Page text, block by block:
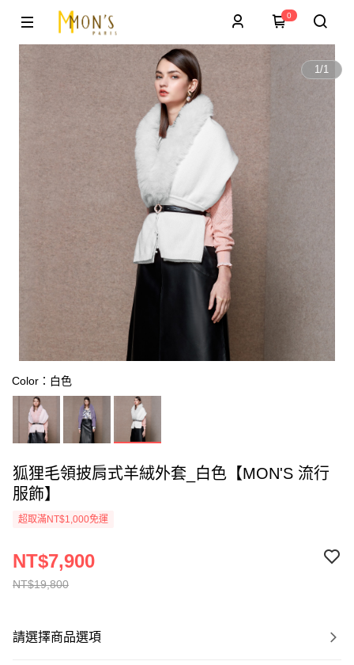
0
1/1
Color：白色
狐狸毛領披肩式羊絨外套_白色【MON'S 流行
服飾】
超取滿NT$1,000免運
NT$19,800
NT$7,900
請選擇商品選項